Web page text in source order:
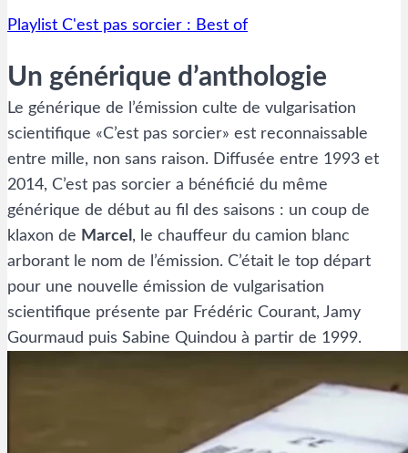
Playlist C'est pas sorcier : Best of
Un générique d’anthologie
Le générique de l’émission culte de vulgarisation
scientifique «C’est pas sorcier» est reconnaissable
entre mille, non sans raison. Diffusée entre 1993 et
2014, C’est pas sorcier a bénéficié du même
générique de début au fil des saisons : un coup de
klaxon de Marcel , le chauffeur du camion blanc
arborant le nom de l’émission. C’était le top départ
pour une nouvelle émission de vulgarisation
scientifique présente par Frédéric Courant, Jamy
Gourmaud puis Sabine Quindou à partir de 1999.